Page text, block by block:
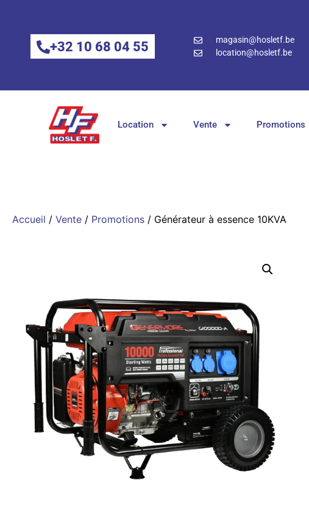
+32 10 68 04 55
magasin@hosletf.be
location@hosletf.be
Location Vente Promotions
Accueil / Vente / Promotions / Générateur à essence 10KVA